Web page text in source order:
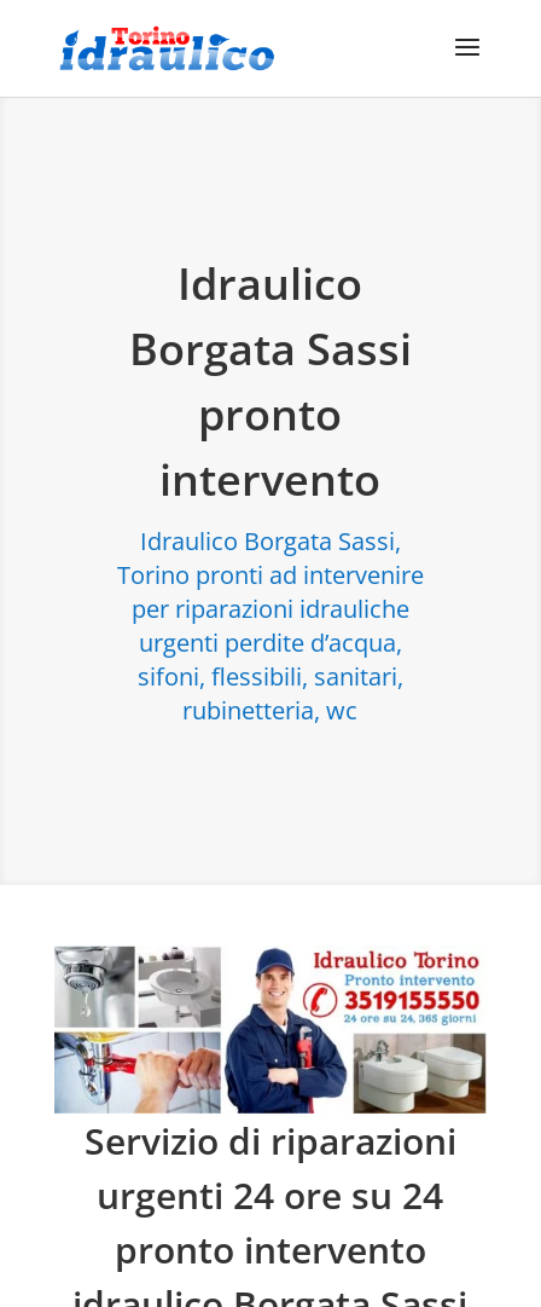
Idraulico
Borgata Sassi
pronto
intervento
Idraulico Borgata Sassi,
Torino pronti ad intervenire
per riparazioni idrauliche
urgenti perdite d’acqua,
sifoni, flessibili, sanitari,
rubinetteria, wc
Servizio di riparazioni
urgenti 24 ore su 24
pronto intervento